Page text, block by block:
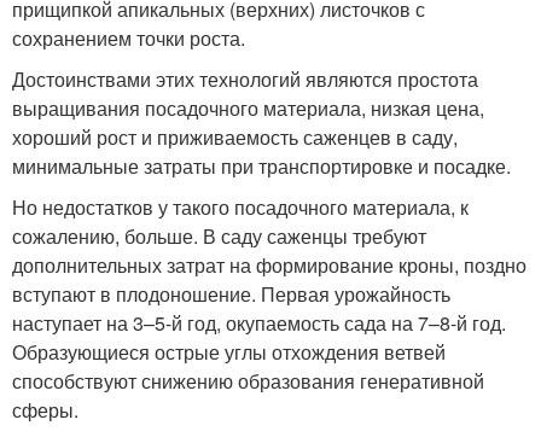
прищипкой апикальных (верхних) листочков с
сохранением точки роста.
Достоинствами этих технологий являются простота
выращивания посадочного материала, низкая цена,
хороший рост и приживаемость саженцев в саду,
минимальные затраты при транспортировке и посадке.
Но недостатков у такого посадочного материала, к
сожалению, больше. В саду саженцы требуют
дополнительных затрат на формирование кроны, поздно
вступают в плодоношение. Первая урожайность
наступает на 3–5-й год, окупаемость сада на 7–8-й год.
Образующиеся острые углы отхождения ветвей
способствуют снижению образования генеративной
сферы.